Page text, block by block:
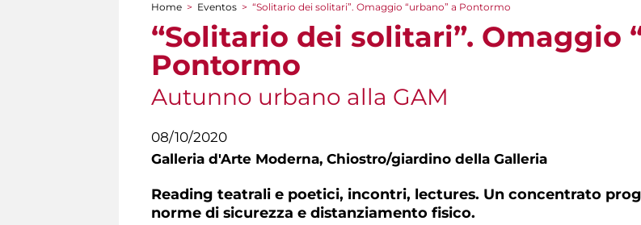
You are here
Home > Eventos > “Solitario dei solitari”. Omaggio “urbano” a Pontormo
“Solitario dei solitari”. Omaggio
Pontormo
Autunno urbano alla GAM
08/10/2020
Galleria d'Arte Moderna, Chiostro/giardino della Galleria
Reading teatrali e poetici, incontri, lectures. Un concentrato
norme di sicurezza e distanziamento fisico.